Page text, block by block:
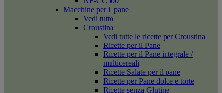
Macchine per il pane
Vedi tutto
Croustina
Vedi tutte le ricette per Croustina
Ricette per il Pane
Ricette per il Pane integrale /
multicereali
Ricette Salate per il pane
Ricette per Pane dolce e torte
Ricette senza Glutine